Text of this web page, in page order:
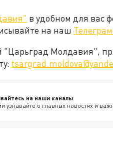
в удобном для вас
на наш
"Царьград Молдавия",
на наши каналы
узнавайте о главных новостях и